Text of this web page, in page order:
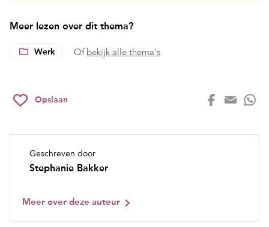
Meer lezen over dit thema?
Werk Of bekijk alle thema's
Opslaan
Geschreven door
Stephanie Bakker
Meer over deze auteur